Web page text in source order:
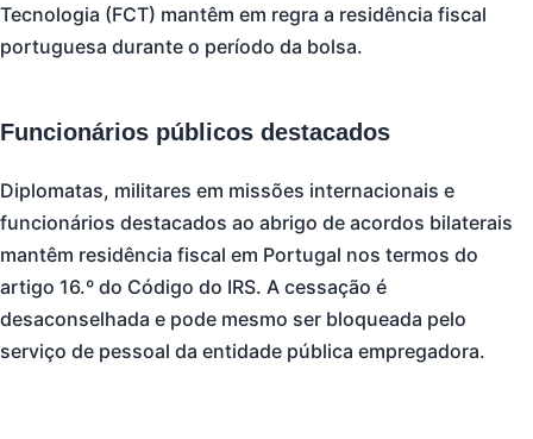
Tecnologia (FCT) mantêm em regra a residência fiscal
portuguesa durante o período da bolsa.
Funcionários públicos destacados
Diplomatas, militares em missões internacionais e
funcionários destacados ao abrigo de acordos bilaterais
mantêm residência fiscal em Portugal nos termos do
artigo 16.º do Código do IRS. A cessação é
desaconselhada e pode mesmo ser bloqueada pelo
serviço de pessoal da entidade pública empregadora.